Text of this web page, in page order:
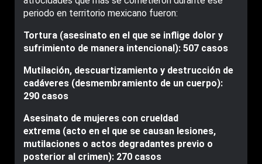
periodo en territorio mexicano fueron:
Tortura (asesinato en el que se inflige dolor y
sufrimiento de manera intencional): 507 casos
Mutilación, descuartizamiento y destrucción de
cadáveres (desmembramiento de un cuerpo):
290 casos
Asesinato de mujeres con crueldad
extrema (acto en el que se causan lesiones,
mutilaciones o actos degradantes previo o
posterior al crimen): 270 casos